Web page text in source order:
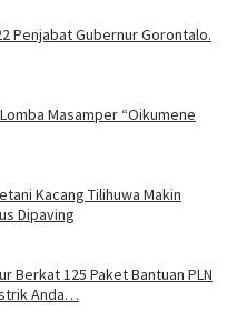
Penjabat Gubernur Gorontalo.
Masamper “Oikumene
Kacang Tilihuwa Makin
Dipaving
Berkat 125 Paket Bantuan PLN
Anda…